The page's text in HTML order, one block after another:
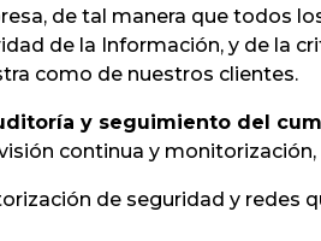
de tal manera que todos
de la Información, y de la
como de nuestros clientes.
y seguimiento del
continua y
de seguridad y redes